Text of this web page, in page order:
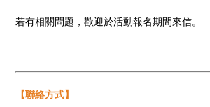
若有相關問題，歡迎於活動報名期間來信。
【聯絡方式】